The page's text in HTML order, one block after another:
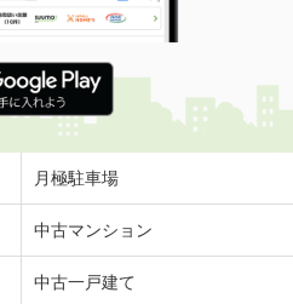
万円
山県和歌山市吉原
目
万円
月極駐車場
中古マンション
中古一戸建て